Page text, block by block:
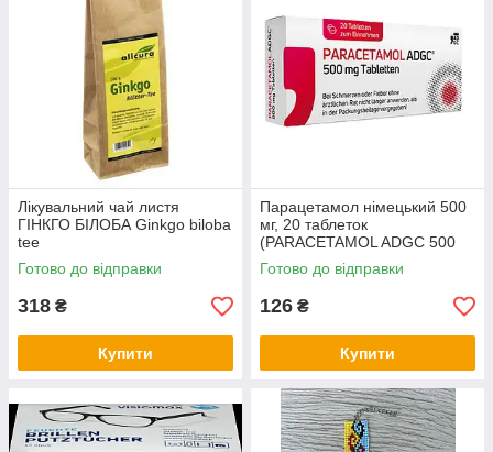
Лікувальний чай листя
ГІНКГО БІЛОБА Ginkgo biloba
tee
Готово до відправки
318 ₴
Купити
Парацетамол німецький 500
мг, 20 таблеток
(PARACETAMOL ADGC 500
mg Tabletten, 20 St.)
Готово до відправки
126 ₴
Купити